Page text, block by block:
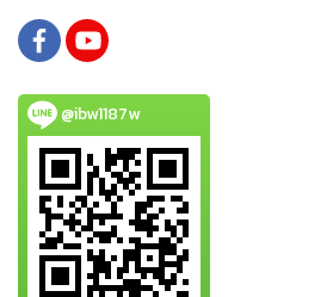
@ibw1187w